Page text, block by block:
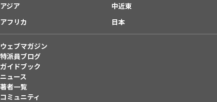
アジア
中近東
アフリカ
日本
ウェブマガジン
特派員ブログ
ガイドブック
ニュース
著者一覧
コミュニティ